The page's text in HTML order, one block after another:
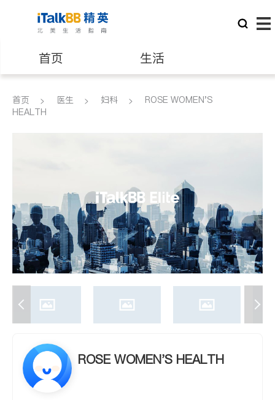
首页 生活
医生 律师
养老 非盈利组织
首页 医生 妇科
ROSE WOMEN'S
HEALTH
ROSE WOMEN'S HEALTH